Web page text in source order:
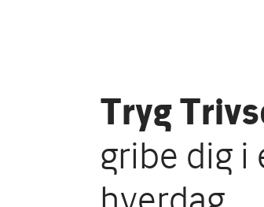
Tryg
gribe dig